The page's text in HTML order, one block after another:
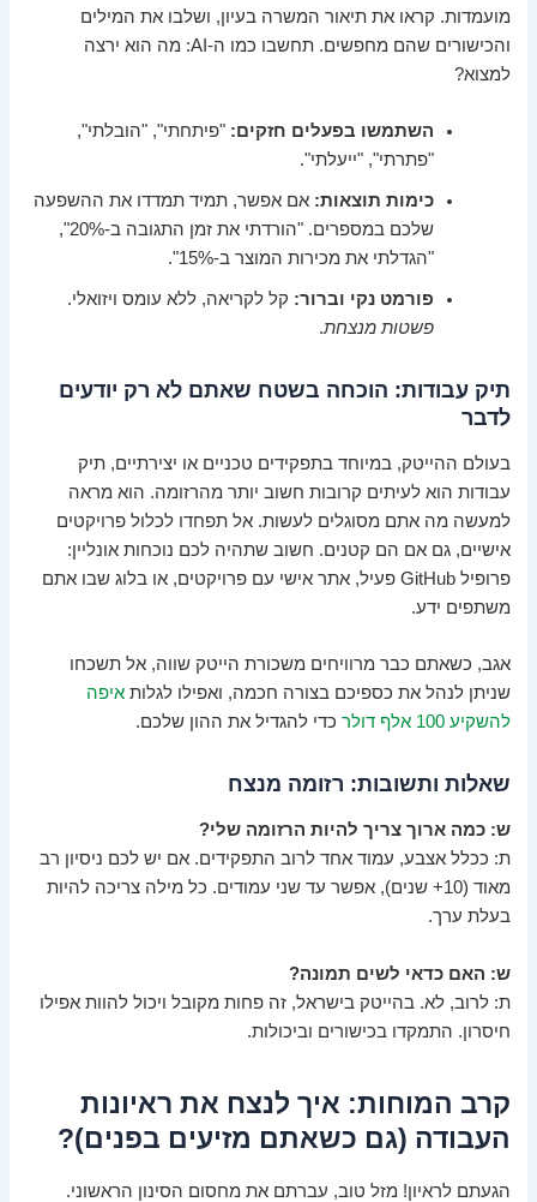
מועמדות. קראו את תיאור המשרה בעיון, ושלבו את המילים
והכישורים שהם מחפשים. תחשבו כמו ה-AI: מה הוא ירצה
למצוא?
השתמשו בפעלים חזקים: "פיתחתי", "הובלתי",
"פתרתי", "ייעלתי".
כימות תוצאות: אם אפשר, תמיד תמדדו את ההשפעה
שלכם במספרים. "הורדתי את זמן התגובה ב-20%",
"הגדלתי את מכירות המוצר ב-15%".
פורמט נקי וברור: קל לקריאה, ללא עומס ויזואלי.
פשטות מנצחת.
תיק עבודות: הוכחה בשטח שאתם לא רק יודעים
לדבר
בעולם ההייטק, במיוחד בתפקידים טכניים או יצירתיים, תיק
עבודות הוא לעיתים קרובות חשוב יותר מהרזומה. הוא מראה
למעשה מה אתם מסוגלים לעשות. אל תפחדו לכלול פרויקטים
אישיים, גם אם הם קטנים. חשוב שתהיה לכם נוכחות אונליין:
פרופיל GitHub פעיל, אתר אישי עם פרויקטים, או בלוג שבו אתם
משתפים ידע.
אגב, כשאתם כבר מרוויחים משכורת הייטק שווה, אל תשכחו
שניתן לנהל את כספיכם בצורה חכמה, ואפילו לגלותאיפה
להשקיע 100 אלף דולר
כדי להגדיל את ההון שלכם.
שאלות ותשובות: רזומה מנצח
ש: כמה ארוך צריך להיות הרזומה שלי?
ת: ככלל אצבע, עמוד אחד לרוב התפקידים. אם יש לכם ניסיון רב
מאוד (10+ שנים), אפשר עד שני עמודים. כל מילה צריכה להיות
בעלת ערך.
ש: האם כדאי לשים תמונה?
ת: לרוב, לא. בהייטק בישראל, זה פחות מקובל ויכול להוות אפילו
חיסרון. התמקדו בכישורים וביכולות.
קרב המוחות: איך לנצח את ראיונות
העבודה (גם כשאתם מזיעים בפנים)?
הגעתם לראיון! מזל טוב, עברתם את מחסום הסינון הראשוני.